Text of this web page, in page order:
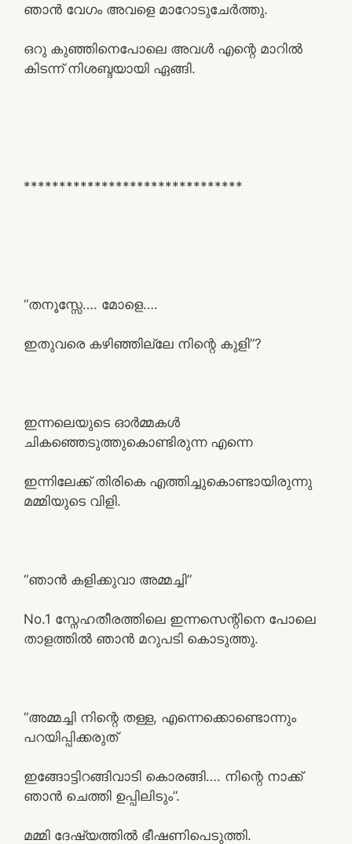
ഞാൻ വേഗം അവളെ മാറോടുചേർത്തു.
ഒറു കുഞ്ഞിനെപോലെ അവൾ എന്റെ മാറിൽ
കിടന്ന് നിശബ്ദയായി ഏങ്ങി.
*******************************
“തനൂസ്സേ…. മോളെ….
ഇതുവരെ കഴിഞ്ഞില്ലേ നിന്റെ കുളി”?
ഇന്നലെയുടെ ഓർമ്മകൾ
ചികഞ്ഞെടുത്തുകൊണ്ടിരുന്ന എന്നെ
ഇന്നിലേക്ക് തിരികെ എത്തിച്ചുകൊണ്ടായിരുന്നു
മമ്മിയുടെ വിളി.
“ഞാൻ കളിക്കുവാ അമ്മച്ചി”
No.1 സ്നേഹതീരത്തിലെ ഇന്നസെന്റിനെ പോലെ
താളത്തിൽ ഞാൻ മറുപടി കൊടുത്തു.
“അമ്മച്ചി നിന്റെ തള്ള, എന്നെക്കൊണ്ടൊന്നും
പറയിപ്പിക്കരുത്
ഇങ്ങോട്ടിറങ്ങിവാടി കൊരങ്ങി…. നിന്റെ നാക്ക്
ഞാൻ ചെത്തി ഉപ്പിലിടും”.
മമ്മി ദേഷ്യത്തിൽ ഭീഷണിപെടുത്തി.